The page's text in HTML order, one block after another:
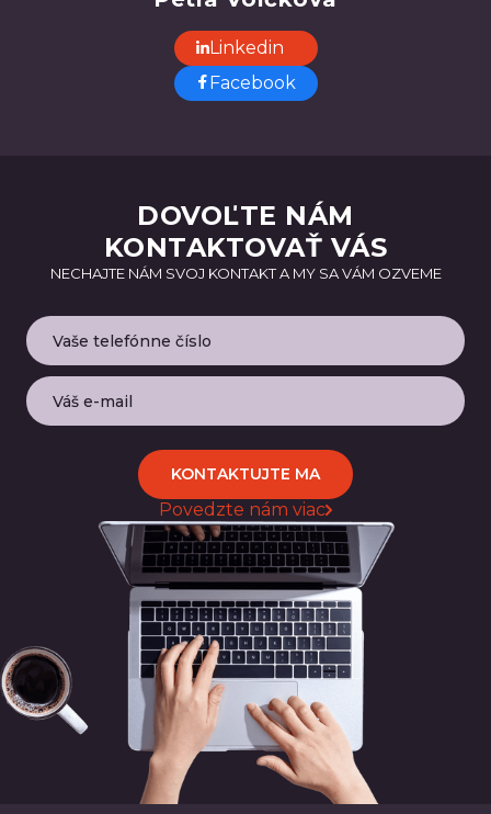
Linkedin
Facebook
DOVOĽTE NÁM
KONTAKTOVAŤ VÁS
NECHAJTE NÁM SVOJ KONTAKT A MY SA VÁM OZVEME
Povedzte nám viac
KONTAKTUJTE MA